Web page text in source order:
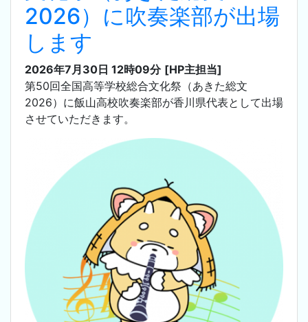
2026）に吹奏楽部が出場
します
2026年7月30日 12時09分 [HP主担当]
第50回全国高等学校総合文化祭（あきた総文
2026）に飯山高校吹奏楽部が香川県代表として出場
させていただきます。